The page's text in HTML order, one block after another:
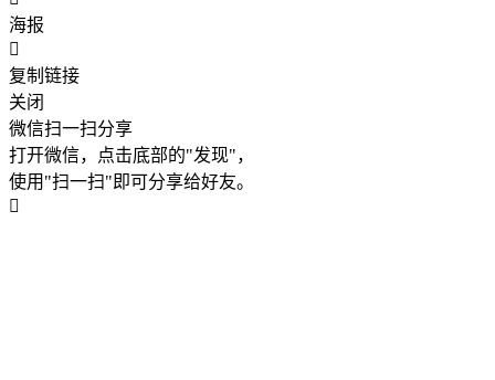
海报
复制链接
关闭
微信扫一扫分享
打开微信，点击底部的"发现"，
使用"扫一扫"即可分享给好友。